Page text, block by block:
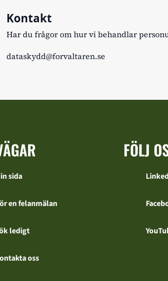
Kontakt
Har du frågor om hur vi behandlar
dataskydd@forvaltaren.se
sida
en felanmälan
ledigt
oss
FÖLJ